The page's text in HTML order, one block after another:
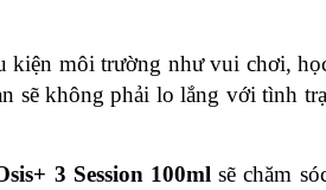
kiện môi trường như vui chơi,
sẽ không phải lo lắng với tình
3 Session 100ml sẽ chăm